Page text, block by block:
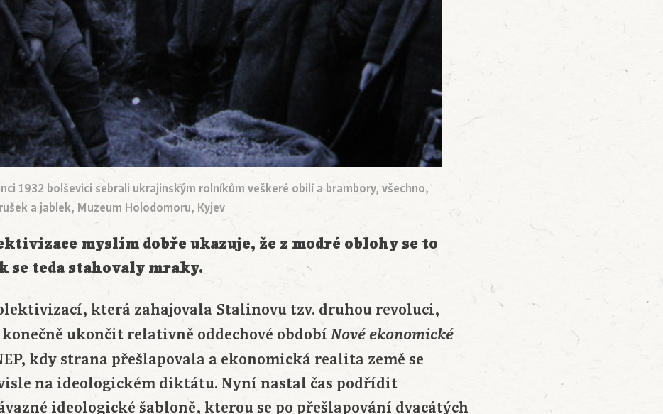
1932 bolševici sebrali ukrajinským rolníkům veškeré obilí a brambory, všechno,
a jablek, Muzeum Holodomoru, Kyjev
myslím dobře ukazuje, že z modré oblohy se to
se teda stahovaly mraky.
která zahajovala Stalinovu tzv. druhou revoluci,
ukončit relativně oddechové období Nové ekonomické
kdy strana přešlapovala a ekonomická realita země se
na ideologickém diktátu. Nyní nastal čas podřídit
ideologické šabloně, kterou se po přešlapování dvacátých